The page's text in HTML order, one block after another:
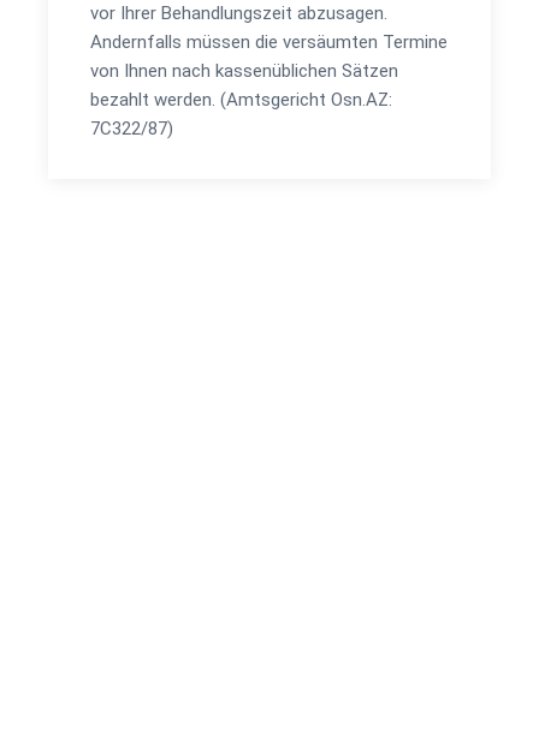
vor Ihrer Behandlungszeit abzusagen.
Andernfalls müssen die versäumten Termine
von Ihnen nach kassenüblichen Sätzen
bezahlt werden. (Amtsgericht Osn.AZ:
7C322/87)